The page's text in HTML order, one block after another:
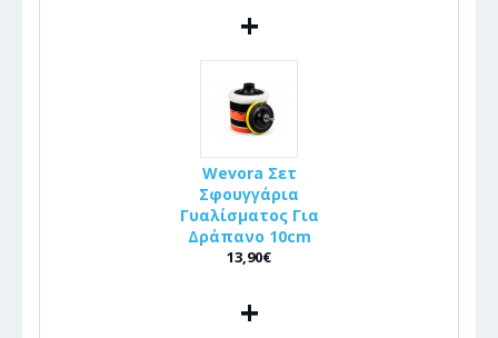
+
Wevora Σετ
Σφουγγάρια
Γυαλίσματος Για
Δράπανο 10cm
13,90€
+